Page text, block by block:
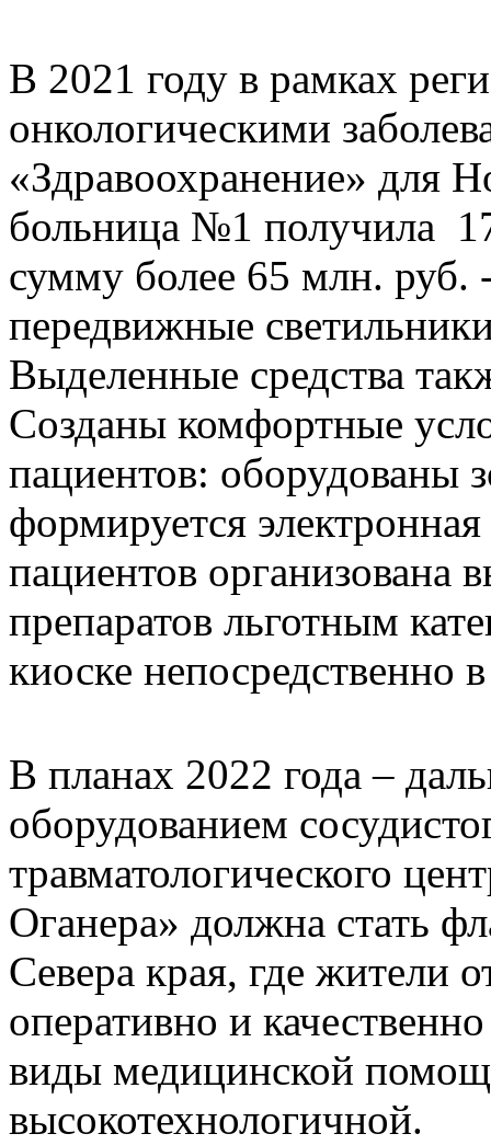
В 2021 году в рамках
онкологическими
«Здравоохранение» для
больница №1 получила
сумму более 65 млн. руб.
передвижные
Выделенные средства
Созданы комфортные
пациентов: оборудованы
формируется
пациентов организована
препаратов льготным
киоске непосредственно
В планах 2022 года –
оборудованием
травматологического
Оганера» должна стать
Севера края, где жители
оперативно и
виды медицинской
высокотехнологичной.